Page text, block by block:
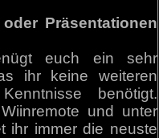
Präsentationen
euch ein sehr
ihr keine weiteren
benötigt.
und unter
ihr immer die neuste